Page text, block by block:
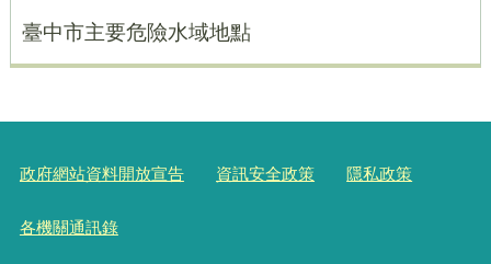
臺中市主要危險水域地點
政府網站資料開放宣告 資訊安全政策 隱私政策
各機關通訊錄